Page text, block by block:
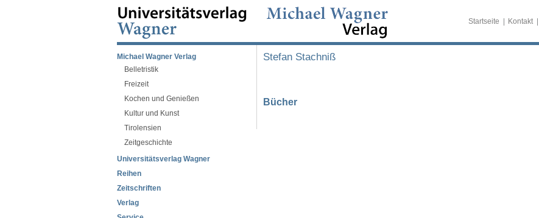
Startseite Kontakt
Michael Wagner Verlag
Belletristik
Freizeit
Kochen und Genießen
Kultur und Kunst
Tirolensien
Zeitgeschichte
Universitätsverlag Wagner
Reihen
Zeitschriften
Verlag
Stefan Stachniß
Bücher